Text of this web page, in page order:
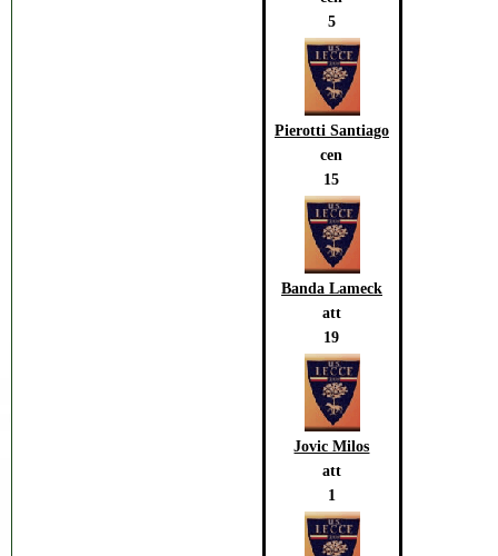
5
Pierotti Santiago
cen
15
Banda Lameck
att
19
Jovic Milos
att
1